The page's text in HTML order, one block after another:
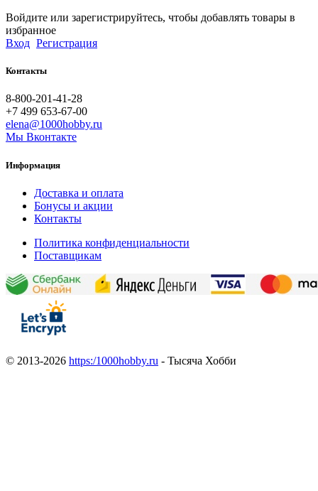
Войдите или зарегистрируйтесь, чтобы добавлять товары в
избранное
Вход Регистрация
Контакты
8-800-201-41-28
+7 499 653-67-00
elena@1000hobby.ru
Мы Вконтакте
Информация
Доставка и оплата
Бонусы и акции
Контакты
Политика конфиденциальности
Поставщикам
© 2013-2026 https:/1000hobby.ru - Тысяча Хобби